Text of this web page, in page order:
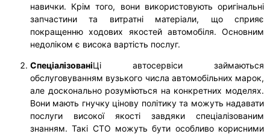
навички. Крім того, вони використовують оригінальні
запчастини та витратні матеріали, що сприяє
покращенню ходових якостей автомобіля. Основним
недоліком є висока вартість послуг.
СпеціалізованіЦі автосервіси займаються
обслуговуванням вузького числа автомобільних марок,
але досконально розуміються на конкретних моделях.
Вони мають гнучку цінову політику та можуть надавати
послуги високої якості завдяки спеціалізованим
знанням. Такі СТО можуть бути особливо корисними